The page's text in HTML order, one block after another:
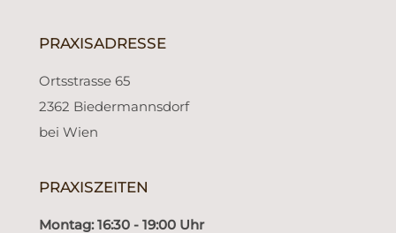
PRAXISADRESSE
Ortsstrasse 65
2362 Biedermannsdorf
bei Wien
PRAXISZEITEN
Montag: 16:30 - 19:00 Uhr